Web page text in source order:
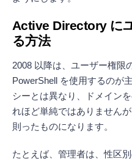
Active Directory に
る方法
2008 以降は、ユーザー権限
PowerShell を使用するのが
シーとは異なり、ドメイン
れほど単純ではありません
則ったものになります。
たとえば、管理者は、性区